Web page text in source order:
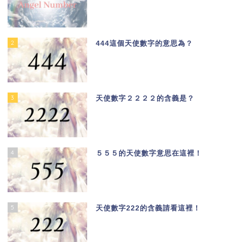
2 444這個天使數字的意思為？
3 天使數字２２２２的含義是？
4 ５５５的天使數字意思在這裡！
5 天使數字222的含義請看這裡！